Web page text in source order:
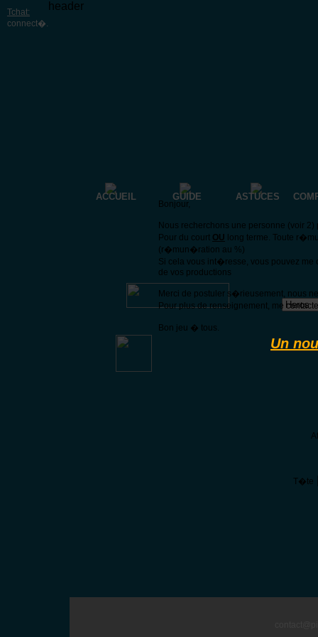
Tchat:
connect�.
header
ACCUEIL GUIDE ASTUCES
T�te
Bonjour,
Nous recherchons une personne (voir
Pour du court OU long terme. Toute
(r�mun�ration au %)
Si cela vous int�resse, vous pouvez
de vos productions
Merci de postuler s�rieusement, nous
Pour plus de renseignement, me
Bon jeu � tous.
Un